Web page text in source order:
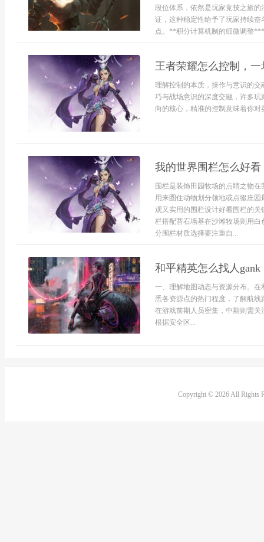
段位体系，依然是玩家竞技之旅
证，这种稳定性给予了玩家持续
点。**积分计算机制的细微调整
王者荣耀怎么控制，
理解控制的本质，操作与意识的
巧与战场意识的深度交融，许多
向的核心，精准的控制意味着你
我的世界围栏怎么好
围栏是装饰田园牧场的点睛之物
用来圈住动物划分领地或点缀庄
观又实用的围栏设计好看围栏的
栏搭配苔石墙基在沙滩牧场则用
分围栏材质选择要注重自...
和平精英怎么找人
一、理解地图动态与资源分布。
悉各资源点的热门程度，了解航
在游戏前期人员密集，中期则需
根据安全区...
Copyright © 2026 All Rights